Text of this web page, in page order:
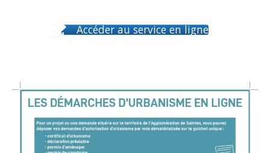
Accéder au service en ligne